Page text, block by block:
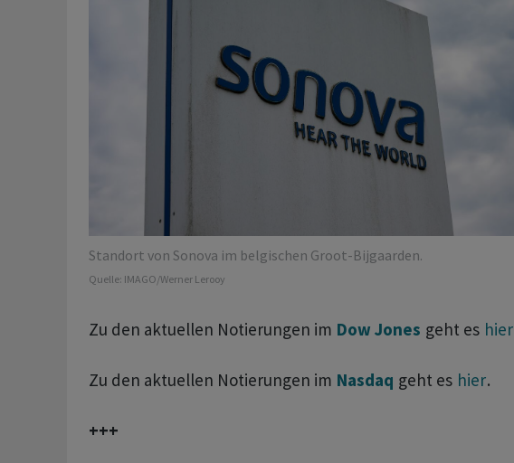
Standort von Sonova im belgischen Groot-Bijgaarden.
Quelle: IMAGO/Werner Lerooy
Zu den aktuellen Notierungen im Dow Jones geht es hier
Zu den aktuellen Notierungen im Nasdaq geht es hier.
+++